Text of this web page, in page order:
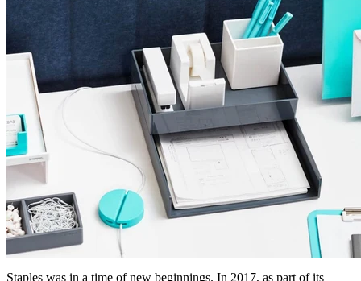
Staples was in a time of new beginnings. In 2017, as part of its